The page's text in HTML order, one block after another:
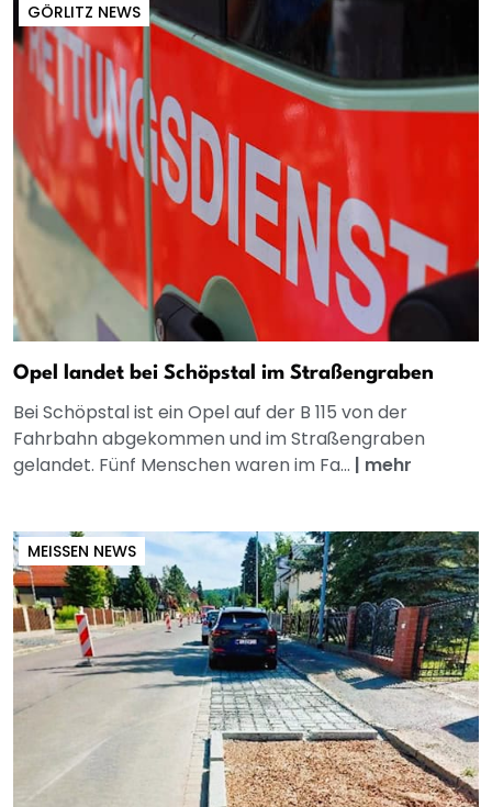
GÖRLITZ NEWS
Opel landet bei Schöpstal im Straßengraben
Bei Schöpstal ist ein Opel auf der B 115 von der
Fahrbahn abgekommen und im Straßengraben
gelandet. Fünf Menschen waren im Fa... | mehr
MEISSEN NEWS